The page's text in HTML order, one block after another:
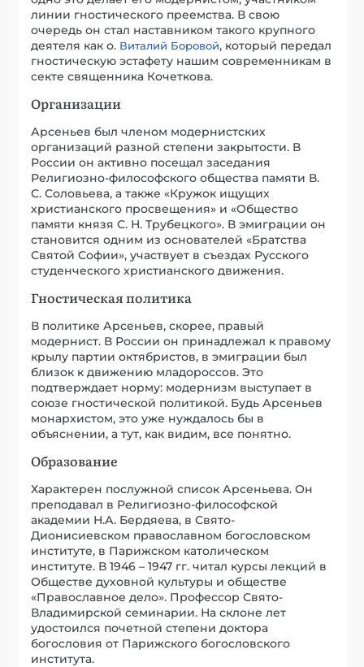
линии гностического преемства. В свою
очередь он стал наставником такого крупного
деятеля как о. Виталий Боровой, который передал
гностическую эстафету нашим современникам в
секте священника Кочеткова.
Организации
Арсеньев был членом модернистских
организаций разной степени закрытости. В
России он активно посещал заседания
Религиозно-философского общества памяти В.
С. Соловьева, а также «Кружок ищущих
христианского просвещения» и «Общество
памяти князя С. Н. Трубецкого». В эмиграции он
становится одним из основателей «Братства
Святой Софии», участвует в съездах Русского
студенческого христианского движения.
Гностическая политика
В политике Арсеньев, скорее, правый
модернист. В России он принадлежал к правому
крылу партии октябристов, в эмиграции был
близок к движению младороссов. Это
подтверждает норму: модернизм выступает в
союзе гностической политикой. Будь Арсеньев
монархистом, это уже нуждалось бы в
объяснении, а тут, как видим, все понятно.
Образование
Характерен послужной список Арсеньева. Он
преподавал в Религиозно-философской
академии Н.А. Бердяева, в Свято-
Дионисиевском православном богословском
институте, в Парижском католическом
институте. В 1946 – 1947 гг. читал курсы лекций в
Обществе духовной культуры и обществе
«Православное дело». Профессор Свято-
Владимирской семинарии. На склоне лет
удостоился почетной степени доктора
богословия от Парижского богословского
института.